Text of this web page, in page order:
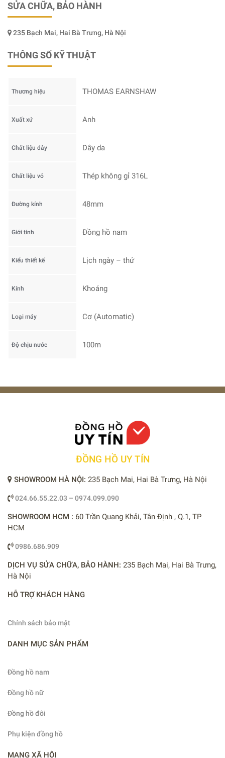
SỬA CHỮA, BẢO HÀNH
235 Bạch Mai, Hai Bà Trưng, Hà Nội
THÔNG SỐ KỸ THUẬT
Thương hiệu THOMAS EARNSHAW
Xuất xứ Anh
Chất liệu dây Dây da
Chất liệu vỏ Thép không gỉ 316L
Đường kính 48mm
Giới tính Đồng hồ nam
Kiểu thiết kế Lịch ngày – thứ
Kính Khoáng
Loại máy Cơ (Automatic)
Độ chịu nước 100m
ĐỒNG HỒ UY TÍN
SHOWROOM HÀ NỘI: 235 Bạch Mai, Hai Bà Trưng, Hà Nội
024.66.55.22.03 – 0974.099.090
SHOWROOM HCM : 60 Trần Quang Khải, Tân Định , Q.1, TP
HCM
0986.686.909
DỊCH VỤ SỬA CHỮA, BẢO HÀNH: 235 Bạch Mai, Hai Bà Trưng,
Hà Nội
HỖ TRỢ KHÁCH HÀNG
Chính sách bảo mật
DANH MỤC SẢN PHẨM
Đồng hồ nam
Đồng hồ nữ
Đồng hồ đôi
Phụ kiện đồng hồ
MẠNG XÃ HỘI